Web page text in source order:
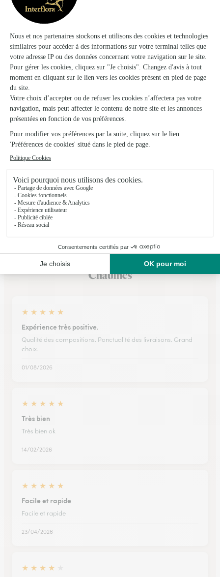
Moreuil
★★
4.3 (92)
10, rue Gambetta
Voir la boutique
Caron Fleurs
Montdidier
17, Place du General-de-Gaulle
Voir la boutique
Ils ont fait livrer des fleurs ou une plante à
Chaulnes
★ ★ ★ ★ ★
Expérience très positive.
Qualité des compositions. Ponctualité des livraisons. Grand
choix.
01/08/2026
★ ★ ★ ★ ★
Très bien
Très bien ok
14/02/2026
★ ★ ★ ★ ★
Facile et rapide
Facile et rapide
23/04/2026
★ ★ ★ ★